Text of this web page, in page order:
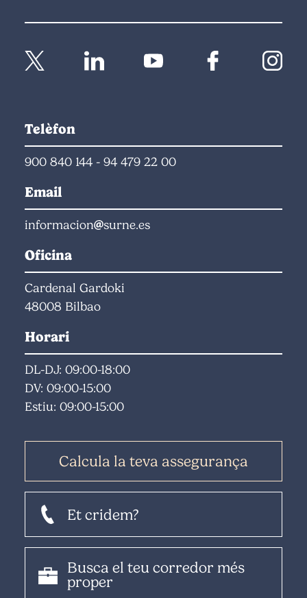
Telèfon
900 840 144 - 94 479 22 00
Email
informacion surne.es
Oficina
Cardenal Gardoki
48008 Bilbao
Horari
DL-DJ: 09:00-18:00
DV: 09:00-15:00
Estiu: 09:00-15:00
Calcula la teva assegurança
Et cridem?
Busca el teu corredor més
proper